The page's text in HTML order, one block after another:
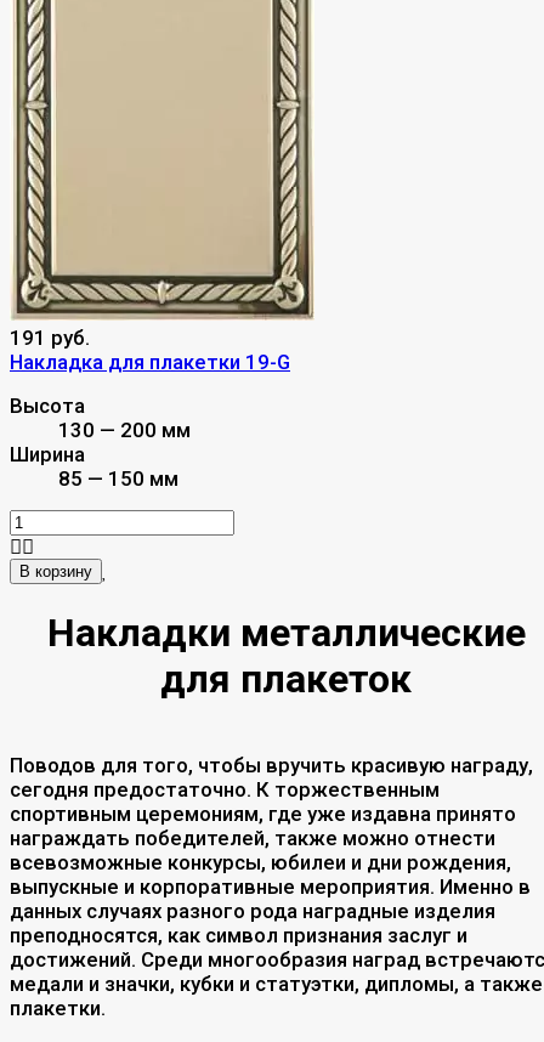
191 руб.
Накладка для плакетки 19-G
Высота
130 — 200 мм
Ширина
85 — 150 мм
В корзину
Накладки металлические
для плакеток
Поводов для того, чтобы вручить красивую награду,
сегодня предостаточно. К торжественным
спортивным церемониям, где уже издавна принято
награждать победителей, также можно отнести
всевозможные конкурсы, юбилеи и дни рождения,
выпускные и корпоративные мероприятия. Именно в
данных случаях разного рода наградные изделия
преподносятся, как символ признания заслуг и
достижений. Среди многообразия наград
медали и значки, кубки и статуэтки, дипломы, а также
плакетки.